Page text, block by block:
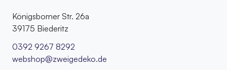
Königsborner Str. 26a
39175 Biederitz
0392 9267 8292
webshop@zweigedeko.de